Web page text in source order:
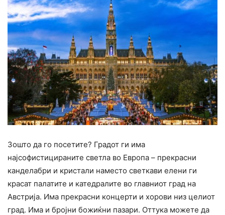
Зошто да го посетите? Градот ги има
најсофистицираните светла во Европа – прекрасни
канделабри и кристали наместо светкави елени ги
красат палатите и катедралите во главниот град на
Австрија. Има прекрасни концерти и хорови низ целиот
град. Има и бројни божиќни пазари. Оттука можете да